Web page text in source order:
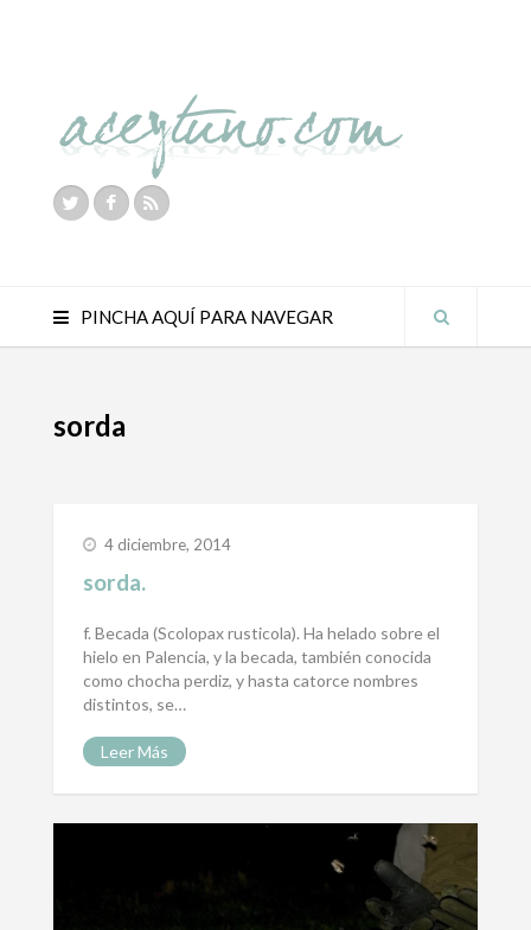
PINCHA AQUÍ PARA NAVEGAR
sorda
4 diciembre, 2014
sorda.
f. Becada (Scolopax rusticola). Ha helado sobre el
hielo en Palencia, y la becada, también conocida
como chocha perdiz, y hasta catorce nombres
distintos, se…
Leer Más